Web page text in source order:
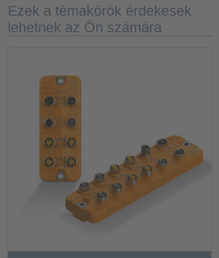
Ezek a témakörök érdekesek
lehetnek az Ön számára